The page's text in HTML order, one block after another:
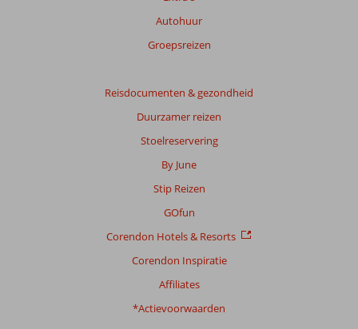
Autohuur
Groepsreizen
Reisdocumenten & gezondheid
Duurzamer reizen
Stoelreservering
By June
Stip Reizen
GOfun
Corendon Hotels & Resorts
Corendon Inspiratie
Affiliates
*Actievoorwaarden